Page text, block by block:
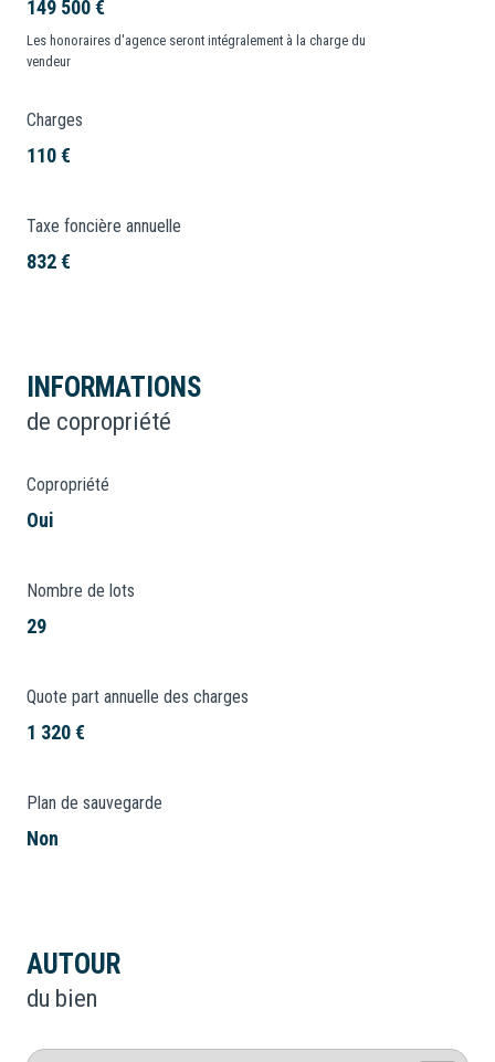
149 500 €
Les honoraires d'agence seront intégralement à la charge du
vendeur
Charges
110 €
Taxe foncière annuelle
832 €
INFORMATIONS
de copropriété
Copropriété
Oui
Nombre de lots
29
Quote part annuelle des charges
1 320 €
Plan de sauvegarde
Non
AUTOUR
du bien